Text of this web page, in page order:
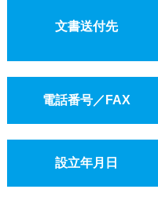
文書送付先
電話番号／FAX
設立年月日